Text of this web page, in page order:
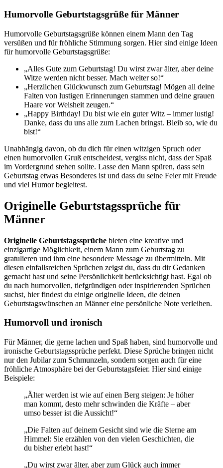
Humorvolle Geburtstagsgrüße für Männer
Humorvolle Geburtstagsgrüße können einem Mann den Tag
versüßen und für fröhliche Stimmung sorgen. Hier sind einige Ideen
für humorvolle Geburtstagsgrüße:
„Alles Gute zum Geburtstag! Du wirst zwar älter, aber deine
Witze werden nicht besser. Mach weiter so!“
„Herzlichen Glückwunsch zum Geburtstag! Mögen all deine
Falten von lustigen Erinnerungen stammen und deine grauen
Haare vor Weisheit zeugen.“
„Happy Birthday! Du bist wie ein guter Witz – immer lustig!
Danke, dass du uns alle zum Lachen bringst. Bleib so, wie du
bist!“
Unabhängig davon, ob du dich für einen witzigen Spruch oder
einen humorvollen Gruß entscheidest, vergiss nicht, dass der Spaß
im Vordergrund stehen sollte. Lasse den Mann spüren, dass sein
Geburtstag etwas Besonderes ist und dass du seine Feier mit Freude
und viel Humor begleitest.
Originelle Geburtstagssprüche für
Männer
Originelle Geburtstagssprüche bieten eine kreative und
einzigartige Möglichkeit, einem Mann zum Geburtstag zu
gratulieren und ihm eine besondere Message zu übermitteln. Mit
diesen einfallsreichen Sprüchen zeigst du, dass du dir Gedanken
gemacht hast und seine Persönlichkeit berücksichtigt hast. Egal ob
du nach humorvollen, tiefgründigen oder inspirierenden Sprüchen
suchst, hier findest du einige originelle Ideen, die deinen
Geburtstagswünschen an Männer eine persönliche Note verleihen.
Humorvoll und ironisch
Für Männer, die gerne lachen und Spaß haben, sind humorvolle und
ironische Geburtstagssprüche perfekt. Diese Sprüche bringen nicht
nur den Jubilar zum Schmunzeln, sondern sorgen auch für eine
fröhliche Atmosphäre bei der Geburtstagsfeier. Hier sind einige
Beispiele:
„Älter werden ist wie auf einen Berg steigen: Je höher
man kommt, desto mehr schwinden die Kräfte – aber
umso besser ist die Aussicht!“
„Die Falten auf deinem Gesicht sind wie die Sterne am
Himmel: Sie erzählen von den vielen Geschichten, die
du bisher erlebt hast!“
„Du wirst zwar älter, aber zum Glück auch immer